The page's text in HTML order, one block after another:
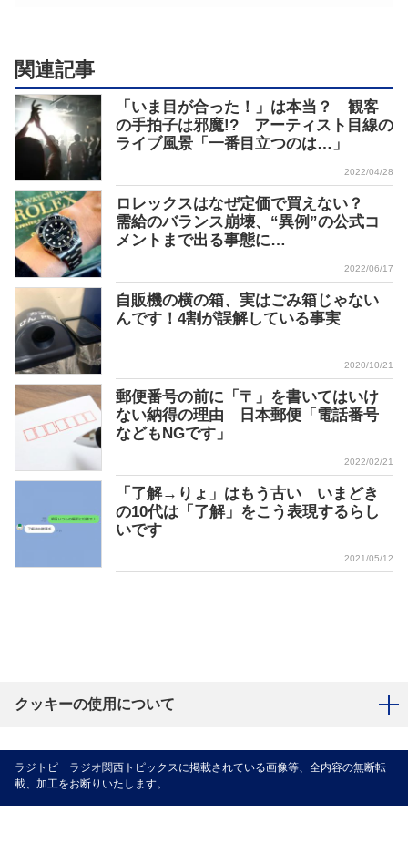
関連記事
「いま目が合った！」は本当？ 観客
の手拍子は邪魔!? アーティスト目線の
ライブ風景「一番目立つのは…」
2022/04/28
ロレックスはなぜ定価で買えない？
需給のバランス崩壊、“異例”の公式コ
メントまで出る事態に…
2022/06/17
自販機の横の箱、実はごみ箱じゃない
んです！4割が誤解している事実
2020/10/21
郵便番号の前に「〒」を書いてはいけ
ない納得の理由 日本郵便「電話番号
などもNGです」
2022/02/21
「了解→りょ」はもう古い いまどき
の10代は「了解」をこう表現するらし
いです
2021/05/12
クッキーの使用について
ラジトピ ラジオ関西トピックスに掲載されている画像等、全内容の無断転
載、加工をお断りいたします。